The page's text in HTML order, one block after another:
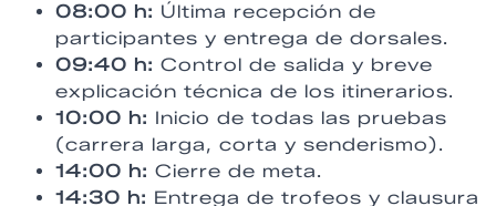
08:00 h: Última recepción de
participantes y entrega de dorsales.
09:40 h: Control de salida y breve
explicación técnica de los itinerarios.
10:00 h: Inicio de todas las pruebas
(carrera larga, corta y senderismo).
14:00 h: Cierre de meta.
14:30 h: Entrega de trofeos y clausura